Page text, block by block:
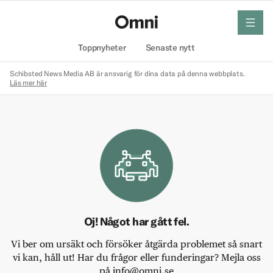
Toppnyheter Senaste nytt
meny
Schibsted News Media AB är ansvarig för dina data på denna webbplats.
Läs mer här
Oj! Något har gått fel.
Vi ber om ursäkt och försöker åtgärda problemet så snart
vi kan, håll ut! Har du frågor eller funderingar? Mejla oss